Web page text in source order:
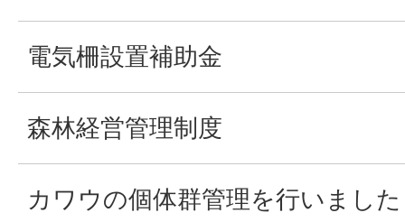
電気柵設置補助金
森林経営管理制度
カワウの個体群管理を行いました